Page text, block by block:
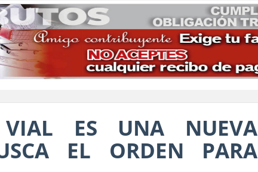
VIAL ES UNA NUEVA
EL ORDEN PARA